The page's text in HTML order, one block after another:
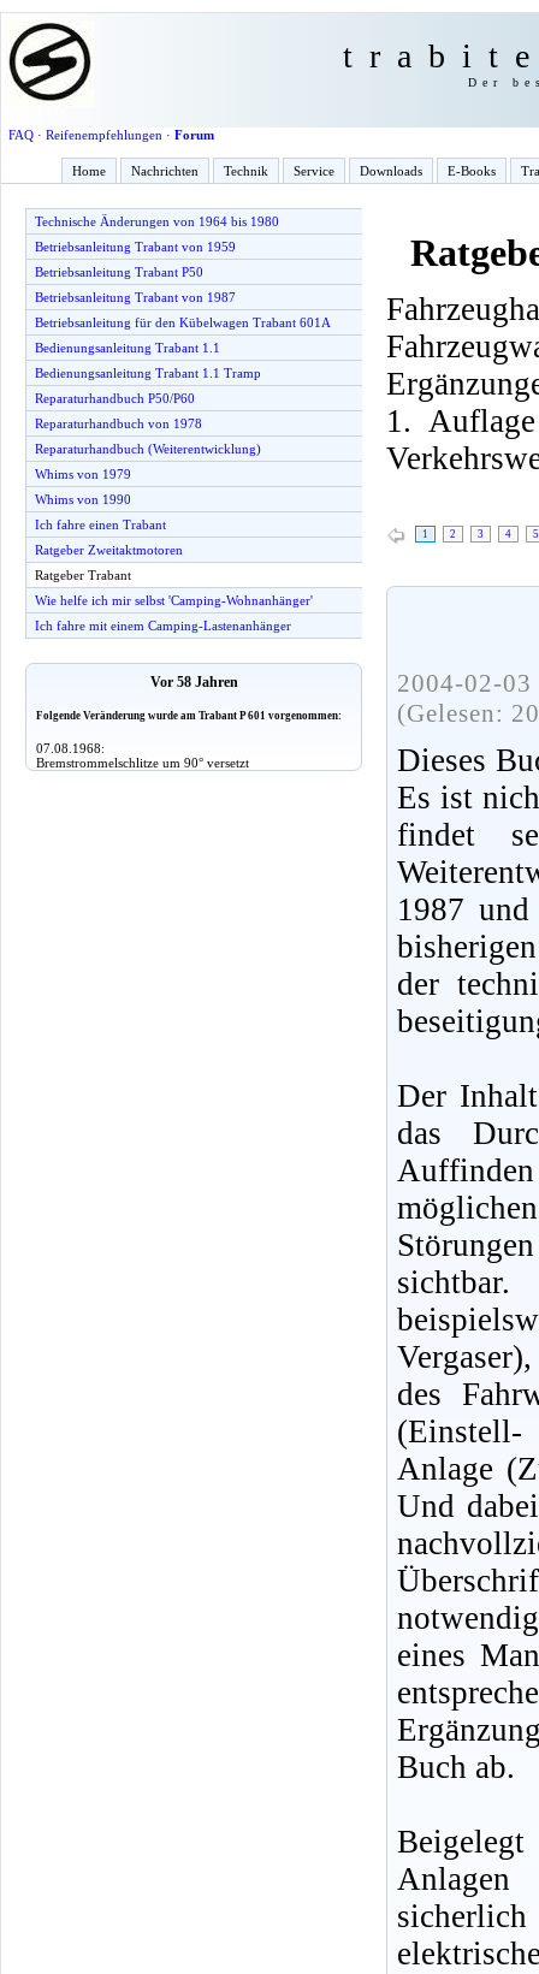
Der
FAQ· Reifenempfehlungen · Forum
Home Nachrichten Technik Service Downloads E-Books
Technische Änderungen von 1964 bis 1980
Betriebsanleitung Trabant von 1959
Betriebsanleitung Trabant P50
Betriebsanleitung Trabant von 1987
Betriebsanleitung für den Kübelwagen Trabant 601A
Bedienungsanleitung Trabant 1.1
Bedienungsanleitung Trabant 1.1 Tramp
Reparaturhandbuch P50/P60
Reparaturhandbuch von 1978
Reparaturhandbuch (Weiterentwicklung)
Whims von 1979
Whims von 1990
Ich fahre einen Trabant
Ratgeber Zweitaktmotoren
Ratgeber Trabant
Wie helfe ich mir selbst 'Camping-Wohnanhänger'
Ich fahre mit einem Camping-Lastenanhänger
Vor 58 Jahren
Folgende Veränderung wurde am Trabant P 601 vorgenommen:
07.08.1968:
Bremstrommelschlitze um 90° versetzt
1.
1 2 3 4 5
2004-02-
(Gelesen:
Dieses
Es ist
findet
1987
der
Der
das
sichtbar.
des
(Einstell-
Anlage
Und
eines
Buch ab.
Anlagen